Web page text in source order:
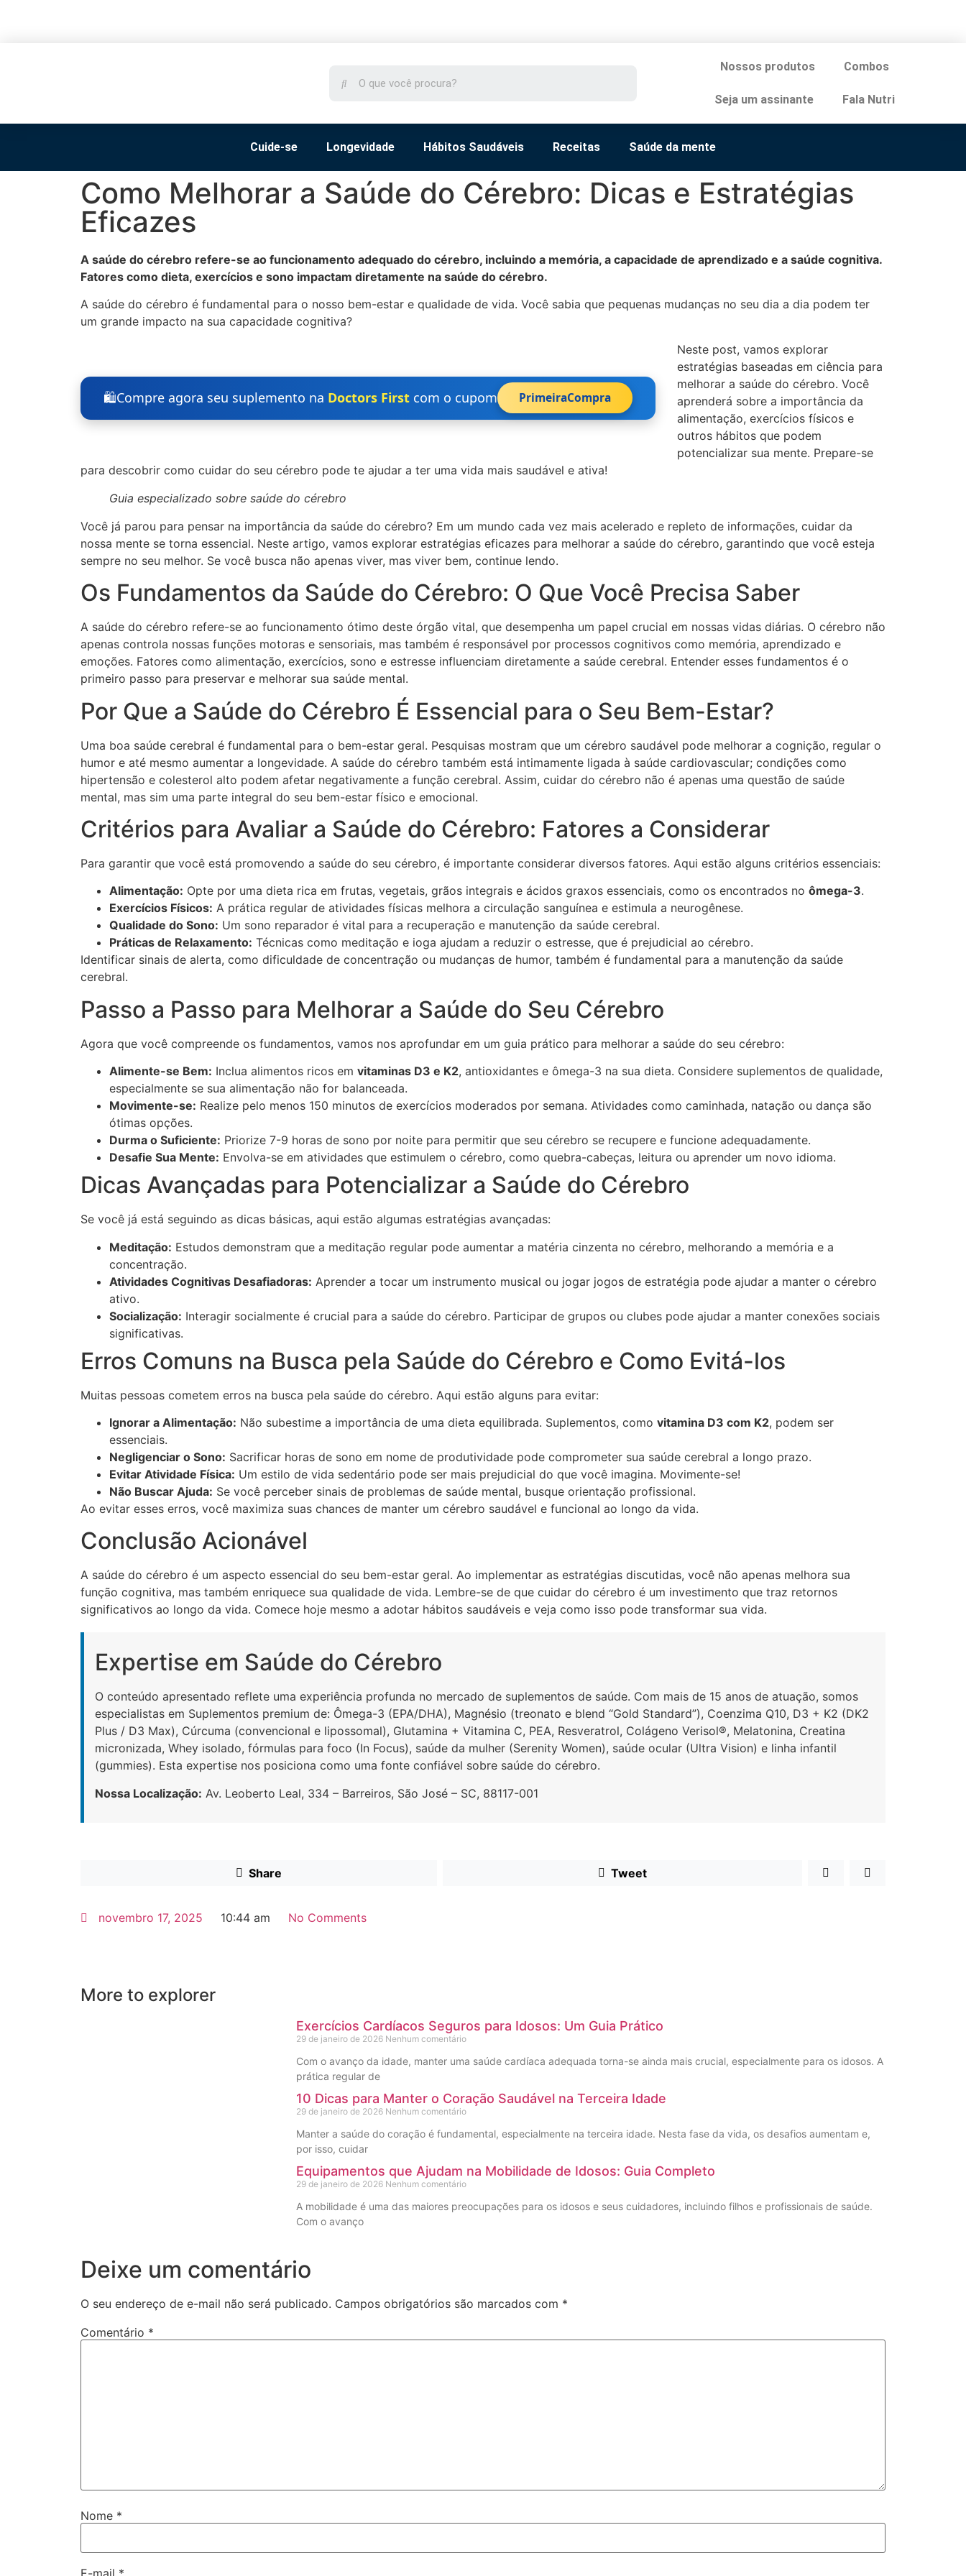
Nossos produtos Combos
Seja um assinante Fala Nutri
Cuide-se Longevidade Hábitos Saudáveis Receitas Saúde da mente
Como Melhorar a Saúde do Cérebro: Dicas e Estratégias
Eficazes
A saúde do cérebro refere-se ao funcionamento adequado do cérebro, incluindo a memória, a capacidade de aprendizado e a saúde cognitiva.
Fatores como dieta, exercícios e sono impactam diretamente na saúde do cérebro.
A saúde do cérebro é fundamental para o nosso bem-estar e qualidade de vida. Você sabia que pequenas mudanças no seu dia a dia podem ter
um grande impacto na sua capacidade cognitiva?
🛍️Compre agora seu suplemento na Doctors First com o cupom PrimeiraCompra
Neste post, vamos explorar
estratégias baseadas em ciência para
melhorar a saúde do cérebro. Você
aprenderá sobre a importância da
alimentação, exercícios físicos e
outros hábitos que podem
potencializar sua mente. Prepare-se
para descobrir como cuidar do seu cérebro pode te ajudar a ter uma vida mais saudável e ativa!
Guia especializado sobre saúde do cérebro
Você já parou para pensar na importância da saúde do cérebro? Em um mundo cada vez mais acelerado e repleto de informações, cuidar da
nossa mente se torna essencial. Neste artigo, vamos explorar estratégias eficazes para melhorar a saúde do cérebro, garantindo que você esteja
sempre no seu melhor. Se você busca não apenas viver, mas viver bem, continue lendo.
Os Fundamentos da Saúde do Cérebro: O Que Você Precisa Saber
A saúde do cérebro refere-se ao funcionamento ótimo deste órgão vital, que desempenha um papel crucial em nossas vidas diárias. O cérebro não
apenas controla nossas funções motoras e sensoriais, mas também é responsável por processos cognitivos como memória, aprendizado e
emoções. Fatores como alimentação, exercícios, sono e estresse influenciam diretamente a saúde cerebral. Entender esses fundamentos é o
primeiro passo para preservar e melhorar sua saúde mental.
Por Que a Saúde do Cérebro É Essencial para o Seu Bem-Estar?
Uma boa saúde cerebral é fundamental para o bem-estar geral. Pesquisas mostram que um cérebro saudável pode melhorar a cognição, regular o
humor e até mesmo aumentar a longevidade. A saúde do cérebro também está intimamente ligada à saúde cardiovascular; condições como
hipertensão e colesterol alto podem afetar negativamente a função cerebral. Assim, cuidar do cérebro não é apenas uma questão de saúde
mental, mas sim uma parte integral do seu bem-estar físico e emocional.
Critérios para Avaliar a Saúde do Cérebro: Fatores a Considerar
Para garantir que você está promovendo a saúde do seu cérebro, é importante considerar diversos fatores. Aqui estão alguns critérios essenciais:
Alimentação: Opte por uma dieta rica em frutas, vegetais, grãos integrais e ácidos graxos essenciais, como os encontrados no ômega-3.
Exercícios Físicos: A prática regular de atividades físicas melhora a circulação sanguínea e estimula a neurogênese.
Qualidade do Sono: Um sono reparador é vital para a recuperação e manutenção da saúde cerebral.
Práticas de Relaxamento: Técnicas como meditação e ioga ajudam a reduzir o estresse, que é prejudicial ao cérebro.
Identificar sinais de alerta, como dificuldade de concentração ou mudanças de humor, também é fundamental para a manutenção da saúde
cerebral.
Passo a Passo para Melhorar a Saúde do Seu Cérebro
Agora que você compreende os fundamentos, vamos nos aprofundar em um guia prático para melhorar a saúde do seu cérebro:
Alimente-se Bem: Inclua alimentos ricos em vitaminas D3 e K2, antioxidantes e ômega-3 na sua dieta. Considere suplementos de qualidade,
especialmente se sua alimentação não for balanceada.
Movimente-se: Realize pelo menos 150 minutos de exercícios moderados por semana. Atividades como caminhada, natação ou dança são
ótimas opções.
Durma o Suficiente: Priorize 7-9 horas de sono por noite para permitir que seu cérebro se recupere e funcione adequadamente.
Desafie Sua Mente: Envolva-se em atividades que estimulem o cérebro, como quebra-cabeças, leitura ou aprender um novo idioma.
Dicas Avançadas para Potencializar a Saúde do Cérebro
Se você já está seguindo as dicas básicas, aqui estão algumas estratégias avançadas:
Meditação: Estudos demonstram que a meditação regular pode aumentar a matéria cinzenta no cérebro, melhorando a memória e a
concentração.
Atividades Cognitivas Desafiadoras: Aprender a tocar um instrumento musical ou jogar jogos de estratégia pode ajudar a manter o cérebro
ativo.
Socialização: Interagir socialmente é crucial para a saúde do cérebro. Participar de grupos ou clubes pode ajudar a manter conexões sociais
significativas.
Erros Comuns na Busca pela Saúde do Cérebro e Como Evitá-los
Muitas pessoas cometem erros na busca pela saúde do cérebro. Aqui estão alguns para evitar:
Ignorar a Alimentação: Não subestime a importância de uma dieta equilibrada. Suplementos, como vitamina D3 com K2, podem ser
essenciais.
Negligenciar o Sono: Sacrificar horas de sono em nome de produtividade pode comprometer sua saúde cerebral a longo prazo.
Evitar Atividade Física: Um estilo de vida sedentário pode ser mais prejudicial do que você imagina. Movimente-se!
Não Buscar Ajuda: Se você perceber sinais de problemas de saúde mental, busque orientação profissional.
Ao evitar esses erros, você maximiza suas chances de manter um cérebro saudável e funcional ao longo da vida.
Conclusão Acionável
A saúde do cérebro é um aspecto essencial do seu bem-estar geral. Ao implementar as estratégias discutidas, você não apenas melhora sua
função cognitiva, mas também enriquece sua qualidade de vida. Lembre-se de que cuidar do cérebro é um investimento que traz retornos
significativos ao longo da vida. Comece hoje mesmo a adotar hábitos saudáveis e veja como isso pode transformar sua vida.
Expertise em Saúde do Cérebro
O conteúdo apresentado reflete uma experiência profunda no mercado de suplementos de saúde. Com mais de 15 anos de atuação, somos
especialistas em Suplementos premium de: Ômega-3 (EPA/DHA), Magnésio (treonato e blend “Gold Standard”), Coenzima Q10, D3 + K2 (DK2
Plus / D3 Max), Cúrcuma (convencional e lipossomal), Glutamina + Vitamina C, PEA, Resveratrol, Colágeno Verisol®, Melatonina, Creatina
micronizada, Whey isolado, fórmulas para foco (In Focus), saúde da mulher (Serenity Women), saúde ocular (Ultra Vision) e linha infantil
(gummies). Esta expertise nos posiciona como uma fonte confiável sobre saúde do cérebro.
Nossa Localização: Av. Leoberto Leal, 334 – Barreiros, São José – SC, 88117-001
Share Tweet
novembro 17, 2025 10:44 am No Comments
More to explorer
Exercícios Cardíacos Seguros para Idosos: Um Guia Prático
29 de janeiro de 2026 Nenhum comentário
Com o avanço da idade, manter uma saúde cardíaca adequada torna-se ainda mais crucial, especialmente para os idosos. A
prática regular de
10 Dicas para Manter o Coração Saudável na Terceira Idade
29 de janeiro de 2026 Nenhum comentário
Manter a saúde do coração é fundamental, especialmente na terceira idade. Nesta fase da vida, os desafios aumentam e,
por isso, cuidar
Equipamentos que Ajudam na Mobilidade de Idosos: Guia Completo
29 de janeiro de 2026 Nenhum comentário
A mobilidade é uma das maiores preocupações para os idosos e seus cuidadores, incluindo filhos e profissionais de saúde.
Com o avanço
Deixe um comentário
O seu endereço de e-mail não será publicado. Campos obrigatórios são marcados com *
Comentário *
Nome *
E-mail *